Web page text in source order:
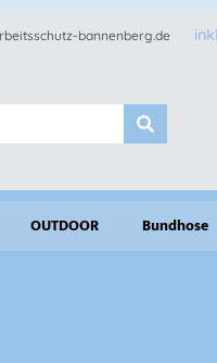
bannenberg.de
OUTDOOR Bundhose